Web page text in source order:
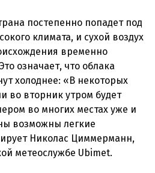
постепенно попадет под
климата, и сухой воздух
временно
означает, что облака
холоднее: «В некоторых
во вторник утром будет
во многих местах уже и
возможны легкие
Николас Циммерманн,